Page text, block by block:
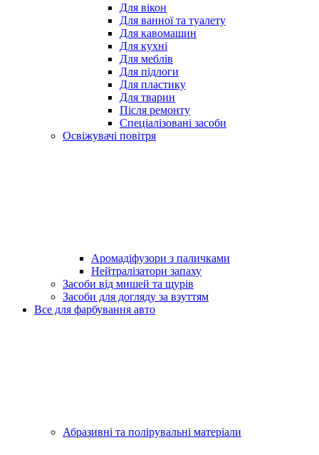
Для вікон
Для ванної та туалету
Для кавомашин
Для кухні
Для меблів
Для підлоги
Для пластику
Для тварин
Після ремонту
Спеціалізовані засоби
Освіжувачі повітря
Аромадіфузори з паличками
Нейтралізатори запаху
Засоби від мишей та щурів
Засоби для догляду за взуттям
Все для фарбування авто
Абразивні та полірувальні матеріали